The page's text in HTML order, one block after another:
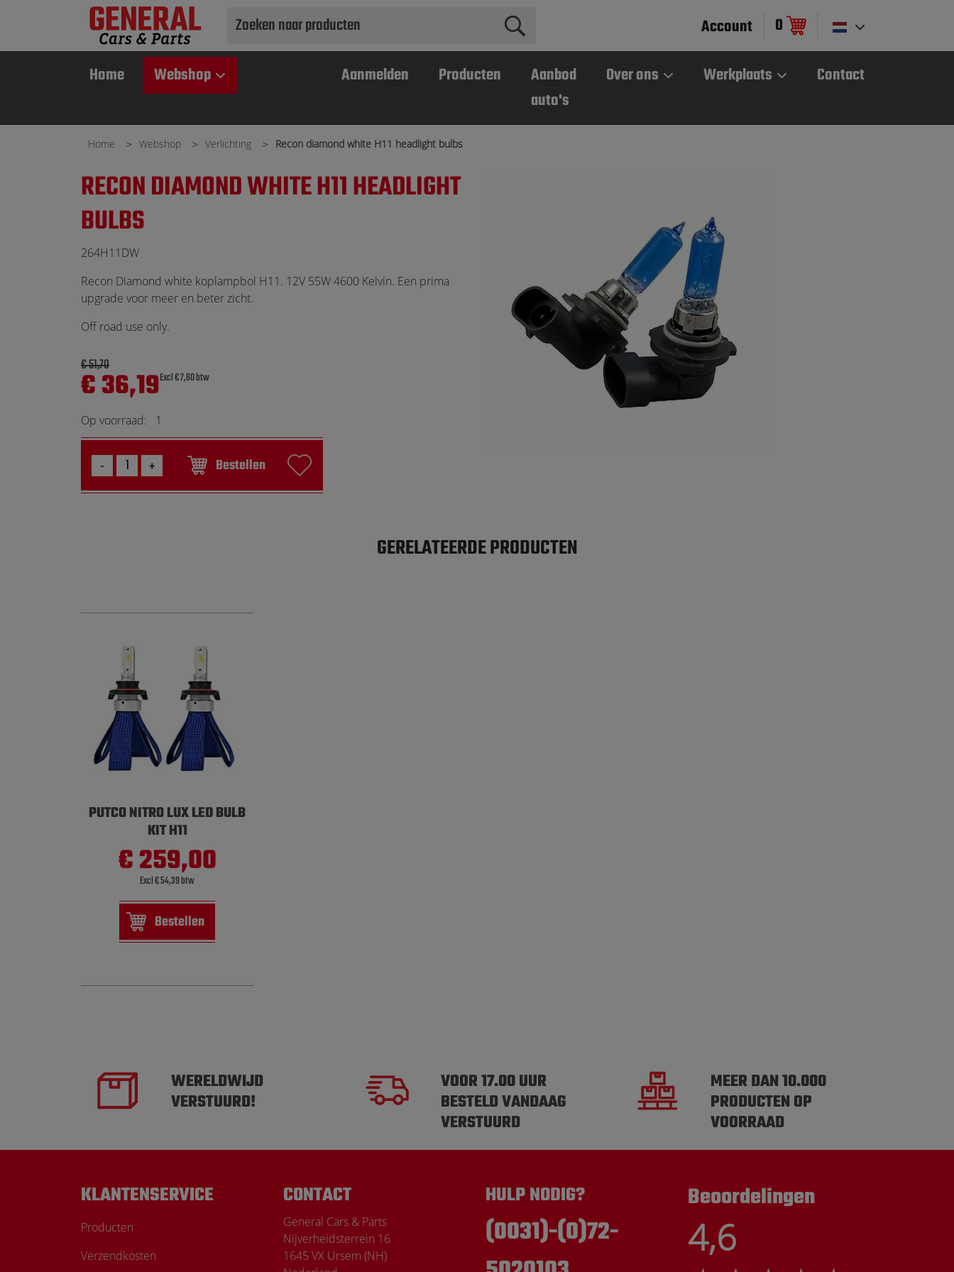
Use
up
available
Press
search
result.
swipe
gestures.
Account 0
Home Webshop Aanmelden Producten
Aanbod
auto's
Over ons Werkplaats Contact
Home Webshop Verlichting Recon diamond white H11 headlight bulbs
RECON DIAMOND WHITE H11 HEADLIGHT
BULBS
264H11DW
Recon Diamond white koplampbol H11. 12V 55W 4600 Kelvin. Een prima
upgrade voor meer en beter zicht.
Off road use only.
€ 51,70
€ 36,19Excl € 7,60 btw
Op voorraad: 1
Bestellen
GERELATEERDE PRODUCTEN
PUTCO NITRO LUX LED BULB
KIT H11
€ 259,00
Excl € 54,39 btw
Bestellen
WERELDWIJD
VERSTUURD!
VOOR 17.00 UUR
BESTELD VANDAAG
VERSTUURD
MEER DAN 10.000
PRODUCTEN OP
VOORRAAD
KLANTENSERVICE
Producten
Verzendkosten
CONTACT
General Cars & Parts
Nijverheidsterrein 16
1645 VX Ursem (NH)
HULP NODIG?
(0031)-(0)72-
Beoordelingen
4,6